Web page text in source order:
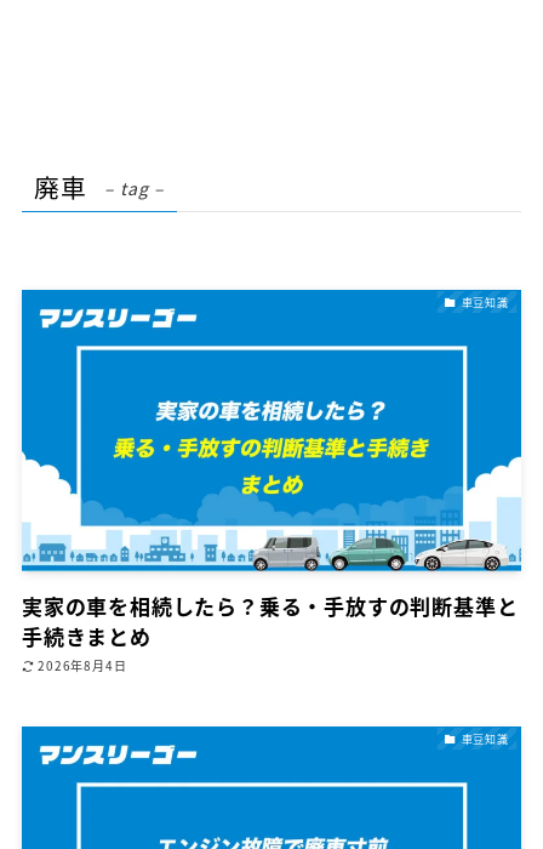
廃車 – tag –
車豆知識
実家の車を相続したら？乗る・手放すの判断基準と
手続きまとめ
2026年8月4日
車豆知識